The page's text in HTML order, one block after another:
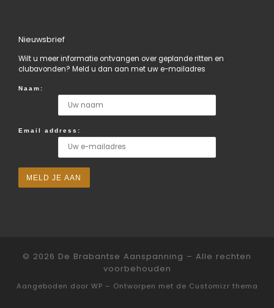
Nieuwsbrief
Wilt u meer informatie ontvangen over geplande ritten en
clubavonden? Meld u dan aan met uw e-mailadres
Naam:
Email address:
© 2026 De Brabantse Aanspanning – Alle rechten
voorbehouden
Aangeboden door WP – Ontworpen met de Customizr thema